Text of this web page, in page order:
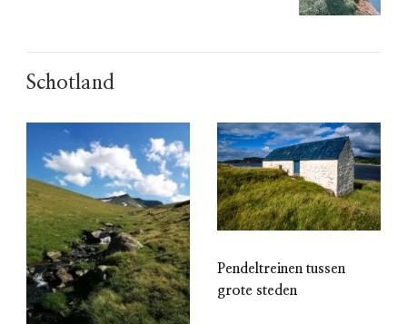
Schotland
Pendeltreinen tussen
grote steden